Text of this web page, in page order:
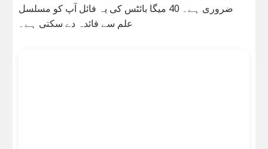
ضروری ہے۔ 40 میگا بائٹس کی یہ فائل آپ کو مسلسل
علم سے فائدہ دے سکتی ہے۔